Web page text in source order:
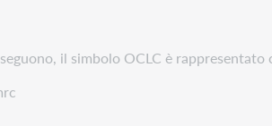
il simbolo OCLC è rappresentato